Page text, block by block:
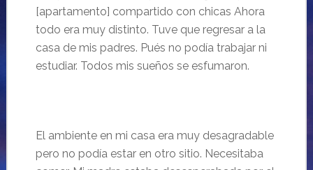
[apartamento] compartido con chicas Ahora
todo era muy distinto. Tuve que regresar a la
casa de mis padres. Pués no podía trabajar ni
estudiar. Todos mis sueños se esfumaron.
El ambiente en mi casa era muy desagradable
pero no podía estar en otro sitio. Necesitaba